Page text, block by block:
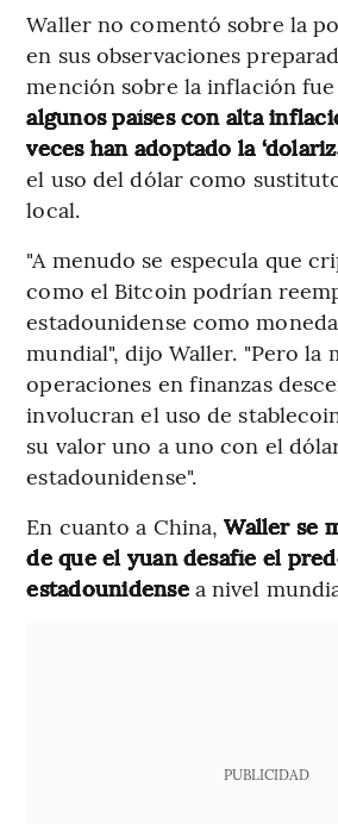
Waller no comentó sobre la
en sus observaciones
mención sobre la inflación fue
algunos países con alta
veces han adoptado la
el uso del dólar como
local.
"A menudo se especula que
como el Bitcoin podrían
estadounidense como
mundial", dijo Waller. "Pero la
operaciones en finanzas
involucran el uso de
su valor uno a uno con el
estadounidense".
En cuanto a China,Waller se
de que el yuan desafíe el
estadounidensea nivel
PUBLICIDAD